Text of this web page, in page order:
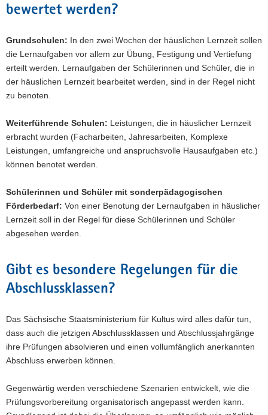
bewertet werden?
Grundschulen: In den zwei Wochen der häuslichen Lernzeit sollen
die Lernaufgaben vor allem zur Übung, Festigung und Vertiefung
erteilt werden. Lernaufgaben der Schülerinnen und Schüler, die in
der häuslichen Lernzeit bearbeitet werden, sind in der Regel nicht
zu benoten.
Weiterführende Schulen: Leistungen, die in häuslicher Lernzeit
erbracht wurden (Facharbeiten, Jahresarbeiten, Komplexe
Leistungen, umfangreiche und anspruchsvolle Hausaufgaben etc.)
können benotet werden.
Schülerinnen und Schüler mit sonderpädagogischen
Förderbedarf: Von einer Benotung der Lernaufgaben in häuslicher
Lernzeit soll in der Regel für diese Schülerinnen und Schüler
abgesehen werden.
Gibt es besondere Regelungen für die
Abschlussklassen?
Das Sächsische Staatsministerium für Kultus wird alles dafür tun,
dass auch die jetzigen Abschlussklassen und Abschlussjahrgänge
ihre Prüfungen absolvieren und einen vollumfänglich anerkannten
Abschluss erwerben können.
Gegenwärtig werden verschiedene Szenarien entwickelt, wie die
Prüfungsvorbereitung organisatorisch angepasst werden kann.